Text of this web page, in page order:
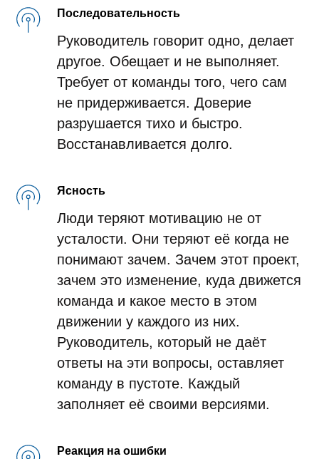
Последовательность
Руководитель говорит одно, делает
другое. Обещает и не выполняет.
Требует от команды того, чего сам
не придерживается. Доверие
разрушается тихо и быстро.
Восстанавливается долго.
Ясность
Люди теряют мотивацию не от
усталости. Они теряют её когда не
понимают зачем. Зачем этот проект,
зачем это изменение, куда движется
команда и какое место в этом
движении у каждого из них.
Руководитель, который не даёт
ответы на эти вопросы, оставляет
команду в пустоте. Каждый
заполняет её своими версиями.
Реакция на ошибки